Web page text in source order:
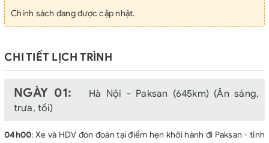
Chính sách đang được cập nhật.
CHI TIẾT LỊCH TRÌNH
NGÀY 01:
Hà Nội - Paksan (645km) (Ăn sáng,
trưa, tối)
04h00: Xe và HDV đón đoàn tại điểm hẹn khởi hành đi Paksan - tỉnh